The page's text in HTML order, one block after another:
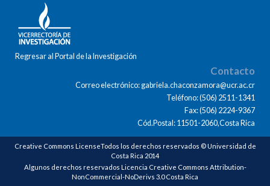
Regresar al Portal de la Investigación
Contacto
Correo electrónico: gabriela.chaconzamora@ucr.ac.cr
Teléfono: (506) 2511-1341
Fax: (506) 2224-9367
Cód.Postal: 11501-2060,Costa Rica
Creative Commons LicenseTodos los derechos reservados © Universidad de
Costa Rica 2014
Algunos derechos reservados Licencia Creative Commons Attribution-
NonCommercial-NoDerivs 3.0 Costa Rica